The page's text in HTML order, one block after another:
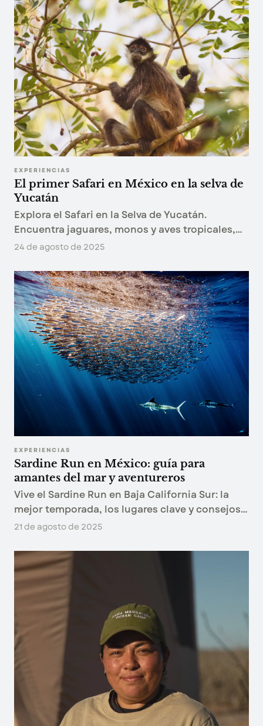
EXPERIENCIAS
El primer Safari en México en la selva de
Yucatán
Explora el Safari en la Selva de Yucatán.
Encuentra jaguares, monos y aves tropicales,
descubre cenotes sagrados y conéctate con
24 de agosto de 2025
EXPERIENCIAS
Sardine Run en México: guía para
amantes del mar y aventureros
Vive el Sardine Run en Baja California Sur: la
mejor temporada, los lugares clave y consejos
para presenciar el fenómeno donde marlín,
sardinas.
21 de agosto de 2025